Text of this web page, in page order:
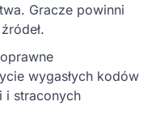
Gracze powinni
wygasłych kodów
i straconych